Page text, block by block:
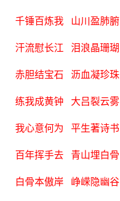
千锤百炼我 山川盈肺腑
汗流慰长江 泪浪晶珊瑚
赤胆结宝石 沥血凝珍珠
练我成黄钟 大吕裂云雾
我心意何为 平生著诗书
百年挥手去 青山埋白骨
白骨本傲岸 峥嵘隐幽谷